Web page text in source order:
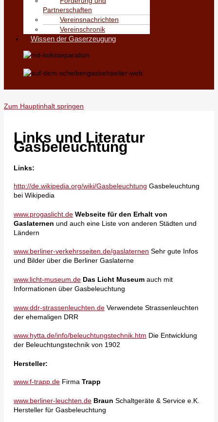
Partnerschaften
Vereinsnachrichten
Vereinschronik
Wissen der Gaserzeugung
Zum Hauptinhalt springen
Links und Literatur
Gasbeleuchtung
Links:
http://de.wikipedia.org/wiki/Gasbeleuchtung Gasbeleuchtung
bei Wikipedia
www.progaslicht.de Webseite für den Erhalt von
Gaslaternen und auch eine Liste von anderen Städten und
Ländern
www.berliner-verkehrsseiten.de/gaslaternen Sehr gute Infos
und Bilder über die Berliner Gaslaterne
www.licht-museum.de Das Licht Museum auch mit
Informationen über Gasbeleuchtung
www.ddr-strassenleuchten.de Verwendete Strassenleuchten
der ehemaligen DRR
www.hytta.de/info/beleuchtungstechnik.htm Die Entwicklung
der Beleuchtungstechnik von 1902
Hersteller:
www.f-trapp.de Firma Trapp
www.berliner-leuchten.de Braun Schaltgeräte & Service e.K.
Hersteller für Gasbeleuchtung